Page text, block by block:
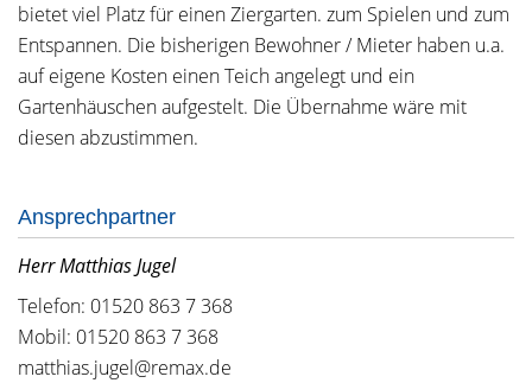
bietet viel Platz für einen Ziergarten. zum Spielen und zum
Entspannen. Die bisherigen Bewohner / Mieter haben u.a.
auf eigene Kosten einen Teich angelegt und ein
Gartenhäuschen aufgestelt. Die Übernahme wäre mit
diesen abzustimmen.
Ansprechpartner
Herr Matthias Jugel
Telefon: 01520 863 7 368
Mobil: 01520 863 7 368
matthias.jugel@remax.de